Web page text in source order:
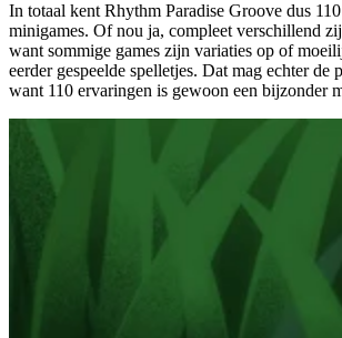
In totaal kent Rhythm Paradise Groove dus
minigames. Of nou ja, compleet verschillend
want sommige games zijn variaties op of
eerder gespeelde spelletjes. Dat mag echter de
want 110 ervaringen is gewoon een bijzonder